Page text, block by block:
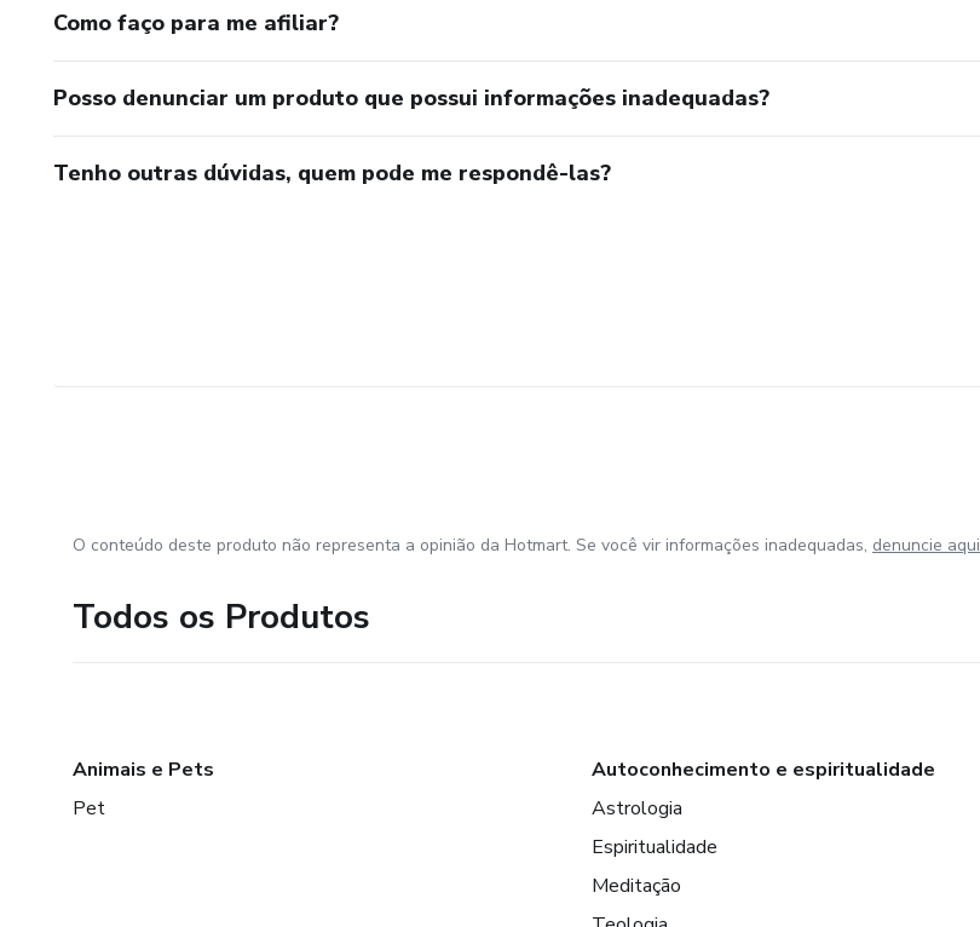
Como faço para me afiliar?
Posso denunciar um produto que possui informações inadequadas?
Tenho outras dúvidas, quem pode me respondê-las?
O conteúdo deste produto não representa a opinião da Hotmart. Se você vir informações inadequadas, denuncie aqui
Todos os Produtos
Animais e Pets
Pet
Autoconhecimento e espiritualidade
Astrologia
Espiritualidade
Meditação